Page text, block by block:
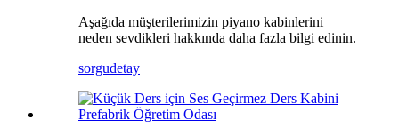
Aşağıda müşterilerimizin piyano kabinlerini
neden sevdikleri hakkında daha fazla bilgi edinin.
sorgudetay